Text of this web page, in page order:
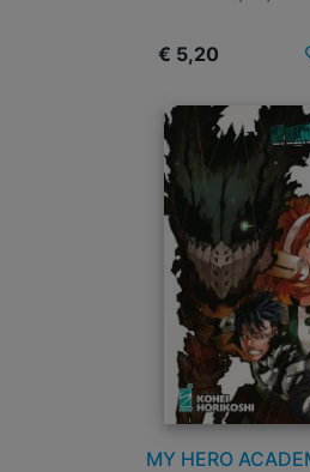
€ 5,20
MY HERO